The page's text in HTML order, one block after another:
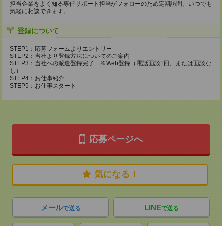
担当企業をよく知る専任サポート担当がフォローのため定期訪問。いつでも
気軽に相談できます。
登録について
STEP1：応募フォームよりエントリー
STEP2：当社より登録方法についてのご案内
STEP3：当社への派遣登録完了 ※Web登録（電話面談1回、または面談な
し）
STEP4：お仕事紹介
STEP5：お仕事スタート
応募ページへ
気になる！
メールで送る LINEで送る